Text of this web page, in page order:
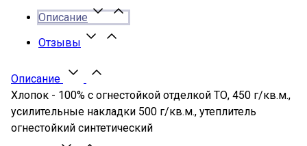
Описание
Отзывы
Описание
Хлопок - 100% с огнестойкой отделкой ТО, 450 г/кв.м.,
усилительные накладки 500 г/кв.м., утеплитель
огнестойкий синтетический